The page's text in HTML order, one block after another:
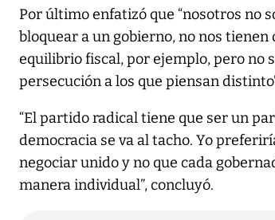
Por último enfatizó que “nosotros no
bloquear a un gobierno, no nos
equilibrio fiscal, por ejemplo, pero no
persecución a los que piensan
“El partido radical tiene que ser un
democracia se va al tacho. Yo
negociar unido y no que cada
manera individual”, concluyó.